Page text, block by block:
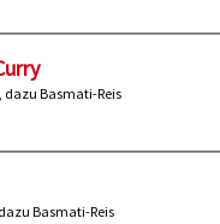
Basmati-Reis
Basmati-Reis